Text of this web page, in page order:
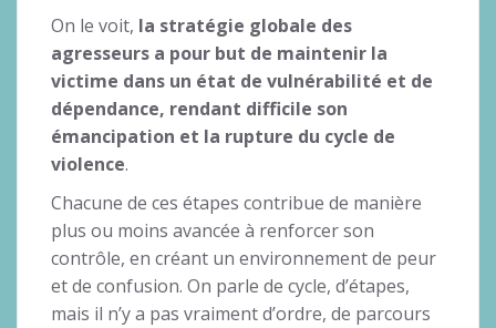
On le voit, la stratégie globale des
agresseurs a pour but de maintenir la
victime dans un état de vulnérabilité et de
dépendance, rendant difficile son
émancipation et la rupture du cycle de
violence.
Chacune de ces étapes contribue de manière
plus ou moins avancée à renforcer son
contrôle, en créant un environnement de peur
et de confusion. On parle de cycle, d’étapes,
mais il n’y a pas vraiment d’ordre, de parcours